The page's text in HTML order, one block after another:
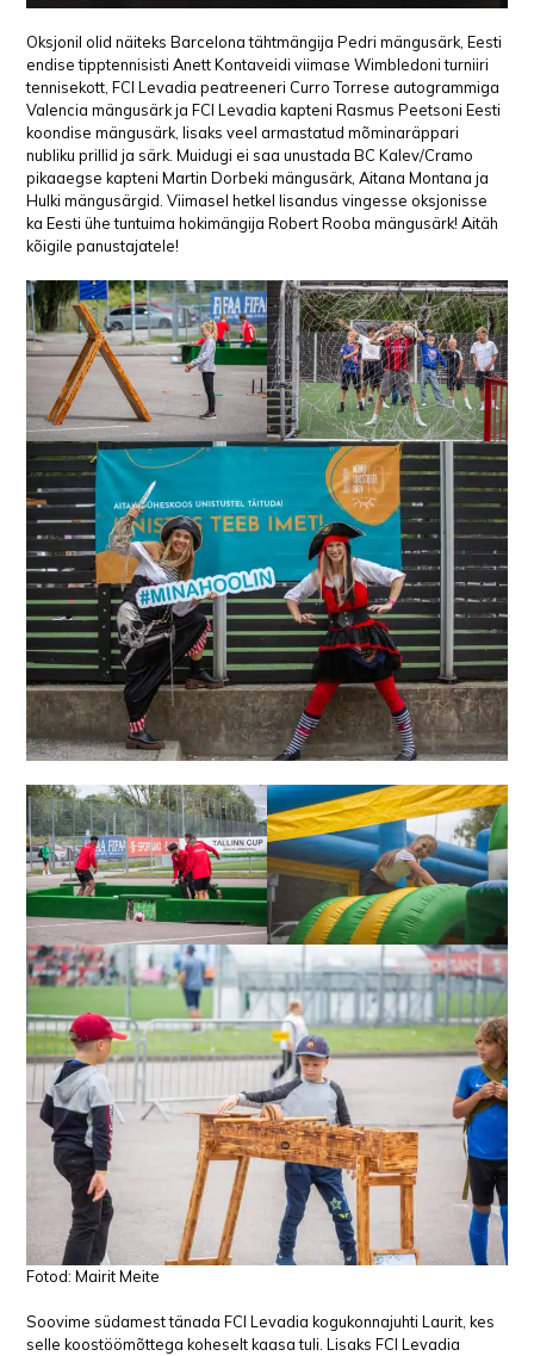
Oksjonil olid näiteks Barcelona tähtmängija Pedri mängusärk, Eesti
endise tipptennisisti Anett Kontaveidi viimase Wimbledoni turniiri
tennisekott, FCI Levadia peatreeneri Curro Torrese autogrammiga
Valencia mängusärk ja FCI Levadia kapteni Rasmus Peetsoni Eesti
koondise mängusärk, lisaks veel armastatud mõminaräppari
nubliku prillid ja särk. Muidugi ei saa unustada BC Kalev/Cramo
pikaaegse kapteni Martin Dorbeki mängusärk, Aitana Montana ja
Hulki mängusärgid. Viimasel hetkel lisandus vingesse oksjonisse
ka Eesti ühe tuntuima hokimängija Robert Rooba mängusärk! Aitäh
kõigile panustajatele!
Fotod: Mairit Meite
Soovime südamest tänada FCI Levadia kogukonnajuhti Laurit, kes
selle koostöömõttega koheselt kaasa tuli. Lisaks FCI Levadia